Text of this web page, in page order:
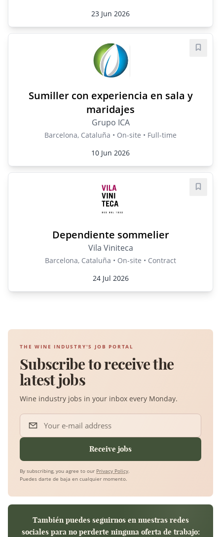
23 Jun 2026
Sumiller con experiencia en sala y
maridajes
Grupo ICA
Barcelona, Cataluña • On-site • Full-time
10 Jun 2026
Save
Dependiente sommelier
Vila Viniteca
Barcelona, Cataluña • On-site • Contract
24 Jul 2026
Save
THE WINE INDUSTRY'S JOB PORTAL
Subscribe to receive the
latest jobs
Wine industry jobs in your inbox every Monday.
Your e-mail address
Receive jobs
By subscribing, you agree to our Privacy Policy.
Puedes darte de baja en cualquier momento.
También puedes seguirnos en nuestras redes
sociales para no perderte ninguna oferta de trabajo: